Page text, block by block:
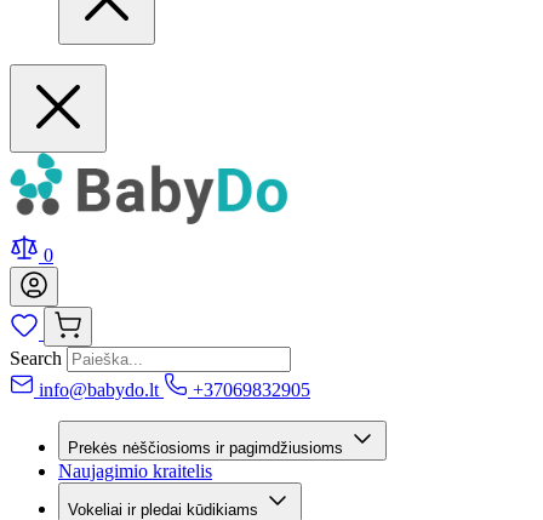
0
Search
info@babydo.lt
+37069832905
Prekės nėščiosioms ir pagimdžiusioms
Naujagimio kraitelis
Vokeliai ir pledai kūdikiams